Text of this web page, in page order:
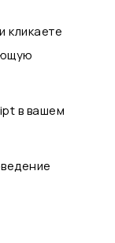
кликаете
в вашем